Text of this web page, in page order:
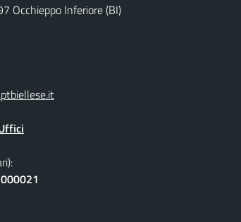
Occhieppo Inferiore (BI)